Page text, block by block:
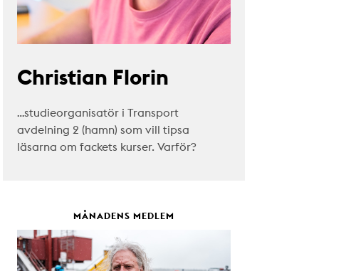
Christian Florin
…studieorganisatör i Transport
avdelning 2 (hamn) som vill tipsa
läsarna om fackets kurser. Varför?
MÅNADENS MEDLEM